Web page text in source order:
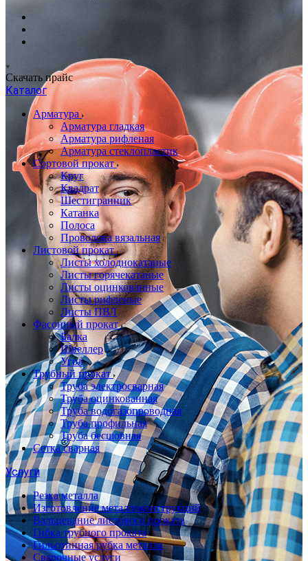
Скачать прайс
Каталог
Арматура
Арматура гладкая
Арматура рифленая
Арматура стеклопластик
Сортовой прокат
Круг
Квадрат
Шестигранник
Катанка
Полоса
Проволока вязальная
Листовой прокат
Листы холоднокатаные
Листы горячекатаные
Листы оцинкованные
Листы рифленые
Листы ПВЛ
Фасонный прокат
Балка
Швеллер
Угол
Трубный прокат
Труба электросварная
Труба оцинкованная
Труба водогазопроводная
Труба профильная
Труба бесшовная
Сетка сварная
Услуги
Резка металла
Изготовление металлоконструкций
Вальцевание листового проката
Гибка трубного проката
Гильотинная рубка металла
Сварочные услуги